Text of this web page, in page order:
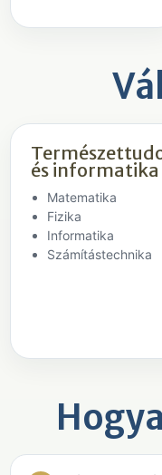
és informatika
Matematika
Fizika
Informatika
Számítástechnika